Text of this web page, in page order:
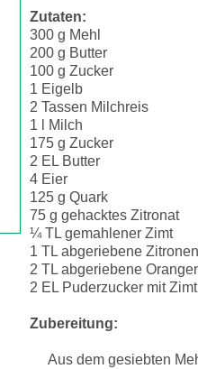
Zutaten:
300 g Mehl
200 g Butter
100 g Zucker
1 Eigelb
2 Tassen Milchreis
1 l Milch
175 g Zucker
2 EL Butter
4 Eier
125 g Quark
75 g gehacktes Zitronat
¼ TL gemahlener Zimt
1 TL abgeriebene
2 TL abgeriebene
2 EL Puderzucker mit
Zubereitung:
Aus dem gesiebten